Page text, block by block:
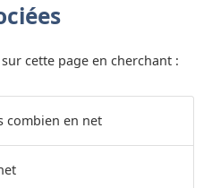
cette page en cherchant :
combien en net